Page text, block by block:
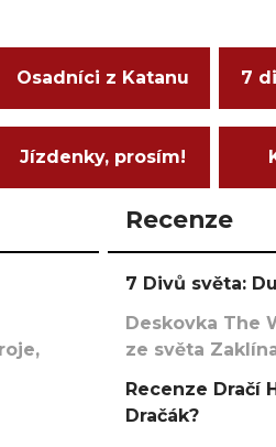
Osadníci z Katanu 7
Jízdenky, prosím!
Recenze
7 Divů světa:
Deskovka The
ze světa
Recenze Dračí
Dračák?